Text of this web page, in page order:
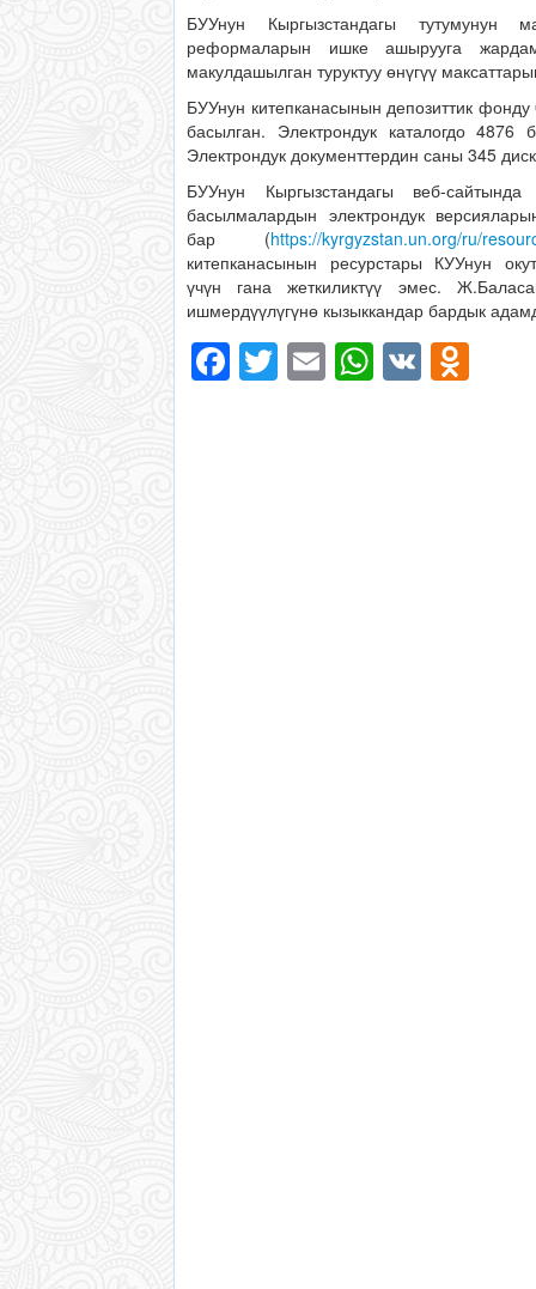
БУУнун Кыргызстандагы тутумунун
реформаларын ишке ашырууга
макулдашылган туруктуу өнүгүү
БУУнун китепканасынын депозиттик
басылган. Электрондук каталогдо 4876
Электрондук документтердин саны 345
БУУнун Кыргызстандагы веб-
басылмалардын электрондук
бар (https://kyrgyzstan.un.org/ru/
китепканасынын ресурстары КУУнун
үчүн гана жеткиликтүү эмес.
ишмердүүлүгүнө кызыккандар бардык
Facebook
Twitter
EmailVK